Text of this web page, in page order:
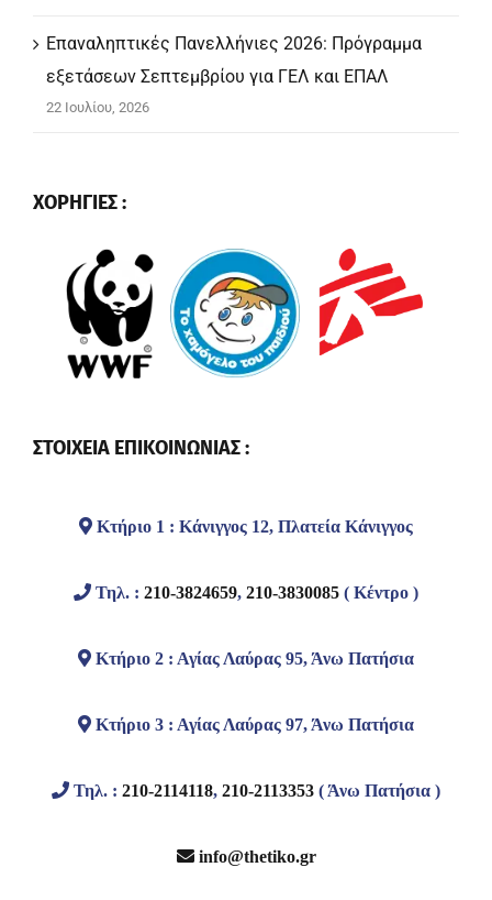
Επαναληπτικές Πανελλήνιες 2026: Πρόγραμμα
εξετάσεων Σεπτεμβρίου για ΓΕΛ και ΕΠΑΛ
22 Ιουλίου, 2026
ΧΟΡΗΓΙΕΣ :
ΣΤΟΙΧΕΙΑ ΕΠΙΚΟΙΝΩΝΙΑΣ :
Κτήριο 1 : Κάνιγγος 12, Πλατεία Κάνιγγος
Τηλ. : 210-3824659, 210-3830085 ( Κέντρο )
Κτήριο 2 : Αγίας Λαύρας 95, Άνω Πατήσια
Κτήριο 3 : Αγίας Λαύρας 97, Άνω Πατήσια
Τηλ. : 210-2114118, 210-2113353 ( Άνω Πατήσια )
info@thetiko.gr